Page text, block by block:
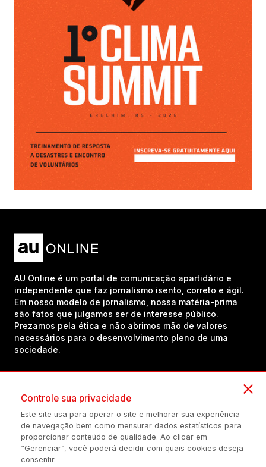
AU Online é um portal de comunicação apartidário e
independente que faz jornalismo isento, correto e ágil.
Em nosso modelo de jornalismo, nossa matéria-prima
são fatos que julgamos ser de interesse público.
Prezamos pela ética e não abrimos mão de valores
necessários para o desenvolvimento pleno de uma
sociedade.
(54) 98434-8385
Controle sua privacidade
Este site usa para operar o site e melhorar sua experiência
de navegação bem como mensurar dados estatísticos para
proporcionar conteúdo de qualidade. Ao clicar em
“Gerenciar”, você poderá decidir com quais cookies deseja
consentir.